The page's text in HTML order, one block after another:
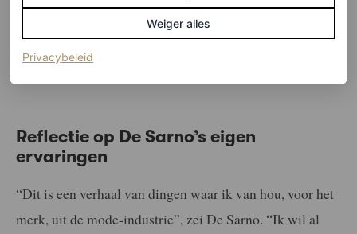
Reflectie op De Sarno’s eigen
ervaringen
“Dit is een verhaal van dingen waar ik van hou, voor het
merk, uit de mode-industrie”, zei De Sarno. “Ik wil al
Weiger alles
Privacybeleid